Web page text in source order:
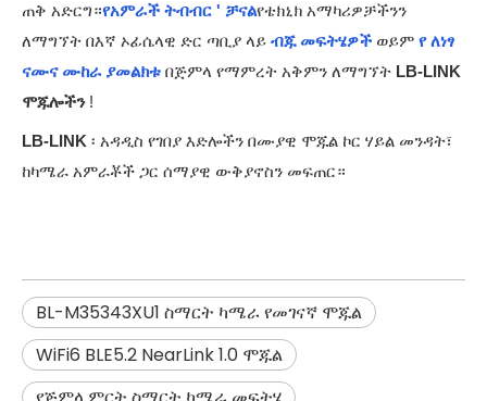
ጠቅ አድርግ።የአምራች ትብብር ' ቻናልየቴክኒክ አማካሪዎቻችንን
ለማግኘት በእኛ ኦፊሴላዊ ድር ጣቢያ ላይ ብጁ መፍትሄዎች ወይም የ ለነፃ
ናሙና ሙከራ ያመልክቱ በጅምላ የማምረት አቅምን ለማግኘት LB-LINK
ሞጁሎችን !
LB-LINK ፡ አዳዲስ የገበያ እድሎችን በሙያዊ ሞጁል ኮር ሃይል መንዳት፣
ከካሜራ አምራቾች ጋር ሰማያዊ ውቅያኖስን መፍጠር።
BL-M35343XU1 ስማርት ካሜራ የመገናኛ ሞጁል
WiFi6 BLE5.2 NearLink 1.0 ሞጁል